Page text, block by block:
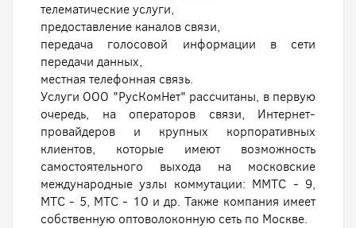
телематические услуги,
предоставление каналов связи,
передача голосовой информации в сети
передачи данных,
местная телефонная связь.
Услуги ООО "РусКомНет" рассчитаны, в первую
очередь, на операторов связи, Интернет-
провайдеров и крупных корпоративных
клиентов, которые имеют возможность
самостоятельного выхода на московские
международные узлы коммутации: ММТС - 9,
МТС - 5, МТС - 10 и др. Также компания имеет
собственную оптоволоконную сеть по Москве.